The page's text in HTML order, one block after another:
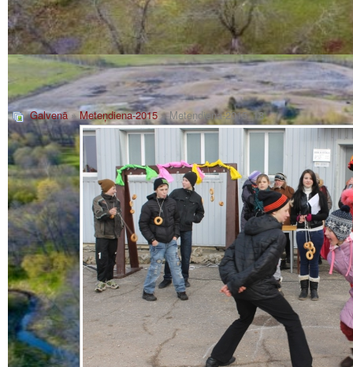
Galvenā»Meteņdiena-2015» Meteņdiena-2015_18